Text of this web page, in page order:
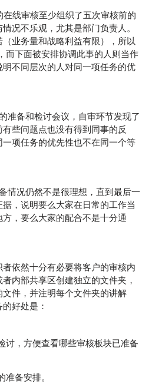
线审核至少组织了五次审核前的
况不乐观，尤其是部门负责人。
业务量和战略利益有限），所以
而下面被安排协调此事的人则当作
不同层次的人对同一项任务的优
准备和检讨会议，自审环节发现了
些问题点也没有得到同事的反
项任务的优先性也不在同一个等
情况仍然不是很理想，直到最后一
，说明要么大家在日常的工作当
，要么大家的配合不是十分通
依然十分有必要将客户的审核内
内部共享区创建独立的文件夹，
件，并注明每个文件夹的讲解
好处是：
讨，方便查看哪些审核板块已准备
备安排。